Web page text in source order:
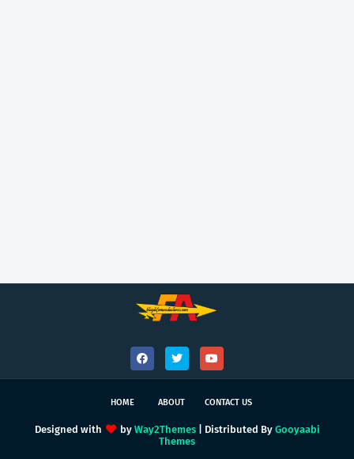
HOME ABOUT CONTACT US
Designed with by Way2Themes| Distributed By Gooyaabi
Themes